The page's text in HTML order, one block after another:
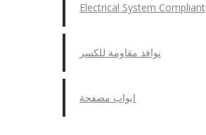
Electrical System Compliant
نوافذ مقاومة للكسر
ابواب مصفحة